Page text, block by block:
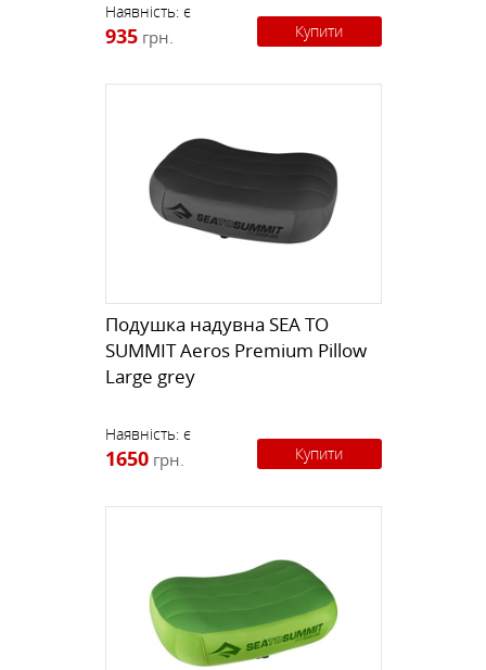
Наявність: є
935 грн. Купити
Подушка надувна SEA TO
SUMMIT Aeros Premium Pillow
Large grey
Наявність: є
1650 грн. Купити